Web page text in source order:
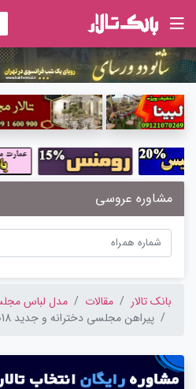
مشاوره عروسی
بانک تالار مقالات
مدل لباس
پیراهن مجلسی دخترانه و جدید 2018